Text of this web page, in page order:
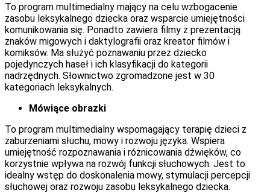
To program multimedialny mający na celu wzbogacenie
zasobu leksykalnego dziecka oraz wsparcie umiejętności
komunikowania się. Ponadto zawiera filmy z prezentacją
znaków migowych i daktylografii oraz kreator filmów i
komiksów. Ma służyć poznawaniu przez dziecko
pojedynczych haseł i ich klasyfikacji do kategorii
nadrzędnych. Słownictwo zgromadzone jest w 30
kategoriach leksykalnych.
Mówiące obrazki
To program multimedialny wspomagający terapię dzieci z
zaburzeniami słuchu, mowy i rozwoju języka. Wspiera
umiejętność rozpoznawania i różnicowania dźwięków, co
korzystnie wpływa na rozwój funkcji słuchowych. Jest to
idealny wstęp do doskonalenia mowy, stymulacji percepcji
słuchowej oraz rozwoju zasobu leksykalnego dziecka.